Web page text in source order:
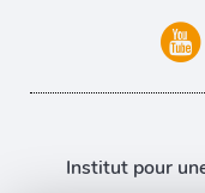
Institut pour